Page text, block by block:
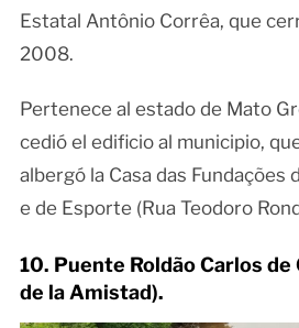
Estatal Antônio Corrêa, que
2008.
Pertenece al estado de Mato
cedió el edificio al municipio,
albergó la Casa das Fundações
e de Esporte (Rua Teodoro
10. Puente Roldão Carlos de
de la Amistad).